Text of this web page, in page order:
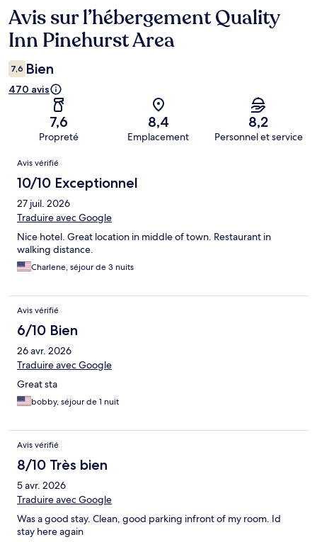
Avis
Avis sur l’hébergement Quality
Inn Pinehurst Area
7,6 Bien
470 avis
7,6
Propreté
8,4
Emplacement
8,2
Personnel et service
Avis
Avis vérifié
10/10 Exceptionnel
27 juil. 2026
Traduire avec Google
Nice hotel. Great location in middle of town. Restaurant in
walking distance.
Charlene, séjour de 3 nuits
Avis vérifié
6/10 Bien
26 avr. 2026
Traduire avec Google
Great sta
bobby, séjour de 1 nuit
Avis vérifié
8/10 Très bien
5 avr. 2026
Traduire avec Google
Was a good stay. Clean, good parking infront of my room. Id
stay here again